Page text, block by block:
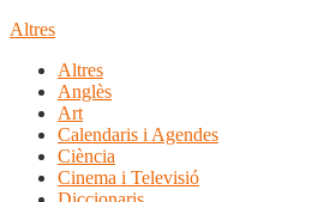
Altres
Altres
Anglès
Art
Calendaris i Agendes
Ciència
Cinema i Televisió